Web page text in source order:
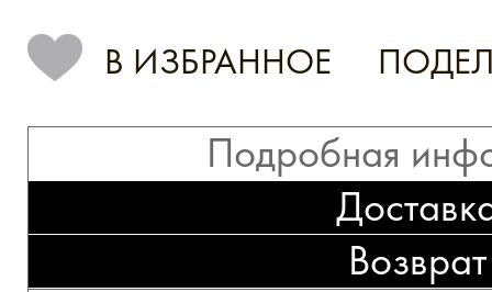
В ИЗБРАННОЕ
Подробная
Возврат